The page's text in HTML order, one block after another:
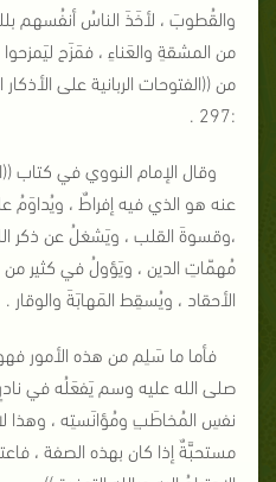
والقُطوبَ ، لأخَذَ الناسُ أنفُسهم
من المشقةِ والعَناءِ ، فمَزَح
:297 .
عنه هو الذي فيه إفراطٌ ، ويُداوَمُ
،وقسوةَ القلب ، ويَشغلُ عن ذكر
مُهمّاتِ الدين ، ويَؤولُ في كثير من
الأحقاد ، ويُسقِط المَهابَةَ والوقار .
فأما ما سَلِم من هذه الأمور
صلى الله عليه وسم يَفعَلُه في
نفسِ المُخاطَبِ ومُؤانَستِه ، وهذا
مستحبَّةٌ إذا كان بهذه الصفة ،